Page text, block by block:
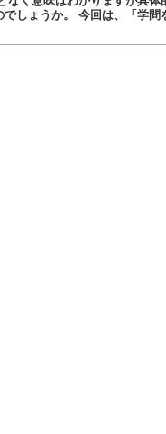
でしょうか。 今回は、「学問